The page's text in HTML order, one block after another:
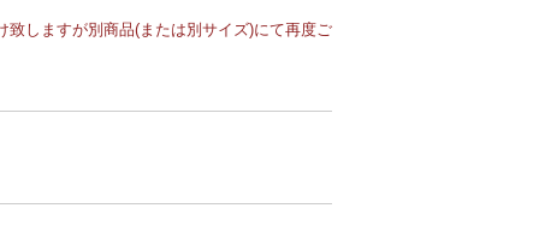
しますが別商品(または別サイズ)にて再度ご